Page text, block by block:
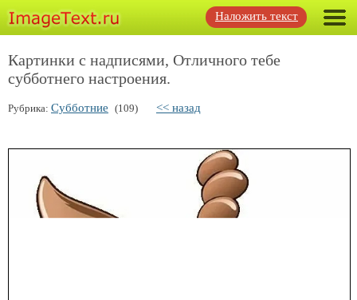
Наложить текст
Картинки с надписями, Отличного тебе
субботнего настроения.
Рубрика: Субботние (109) << назад